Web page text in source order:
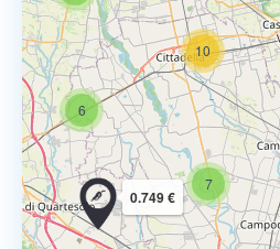
6
10
7
0.749 €